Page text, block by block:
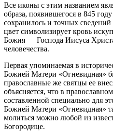
Все иконы с этим названием
образа, появившегося в 845
сохранилось и точных
цвет символизирует кровь
Божия — Господа Иисуса
человечества.
Первая упоминаемая в
Божией Матери «Огневидная»
православные же святцы ее
объясняется, что в
составленной специально для
Божией Матери «Огневидная»
молиться можно любой из
Богородице.